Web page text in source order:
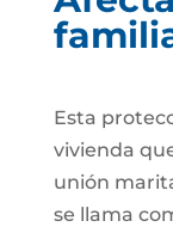
Esta
vivienda
unión
se llama